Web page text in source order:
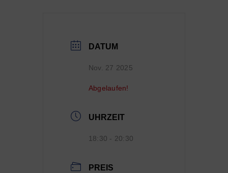
DATUM
Nov. 27 2025
Abgelaufen!
UHRZEIT
18:30 - 20:30
PREIS